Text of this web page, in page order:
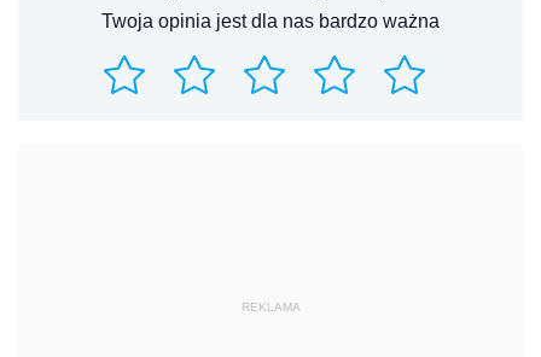
Twoja opinia jest dla nas bardzo ważna
REKLAMA